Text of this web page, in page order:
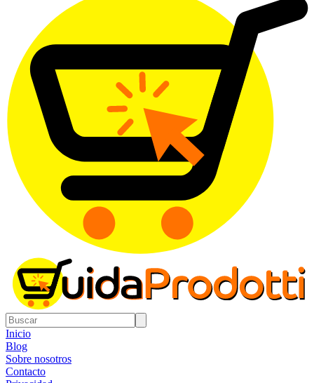
Inicio
Blog
Sobre nosotros
Contacto